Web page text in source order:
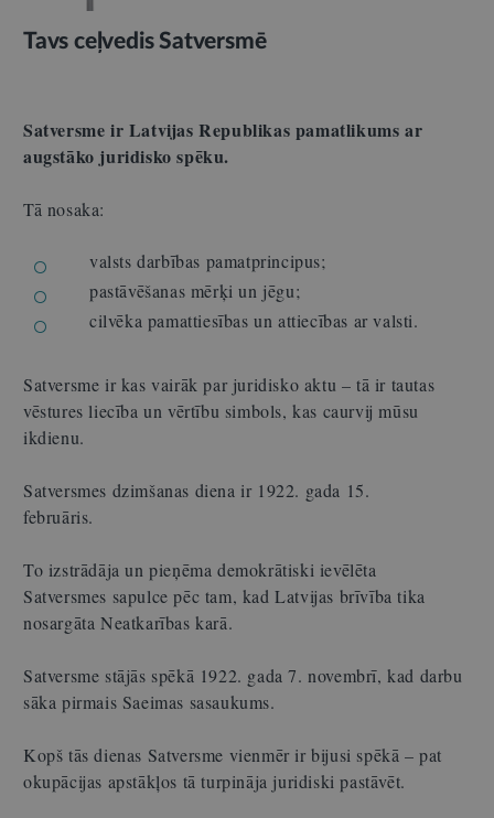
Tavs ceļvedis Satversmē
Satversme ir Latvijas Republikas pamatlikums ar
augstāko juridisko spēku.
Tā nosaka:
valsts darbības pamatprincipus;
pastāvēšanas mērķi un jēgu;
cilvēka pamattiesības un attiecības ar valsti.
Satversme ir kas vairāk par juridisko aktu – tā ir tautas
vēstures liecība un vērtību simbols, kas caurvij mūsu
ikdienu.
Satversmes dzimšanas diena ir 1922. gada 15.
februāris.
To izstrādāja un pieņēma demokrātiski ievēlēta
Satversmes sapulce pēc tam, kad Latvijas brīvība tika
nosargāta Neatkarības karā.
Satversme stājās spēkā 1922. gada 7. novembrī, kad darbu
sāka pirmais Saeimas sasaukums.
Kopš tās dienas Satversme vienmēr ir bijusi spēkā – pat
okupācijas apstākļos tā turpināja juridiski pastāvēt.